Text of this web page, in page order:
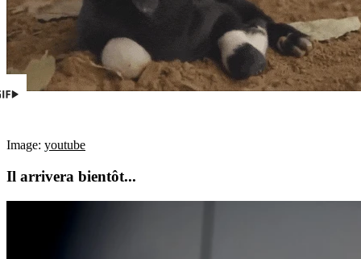
Image: youtube
Il arrivera bientôt...